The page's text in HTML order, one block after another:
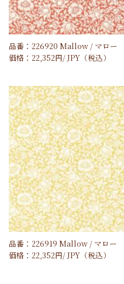
品番：226920 Mallow / マロー
価格： 22,352円/JPY （税込）
品番：226919 Mallow / マロー
価格： 22,352円/JPY （税込）